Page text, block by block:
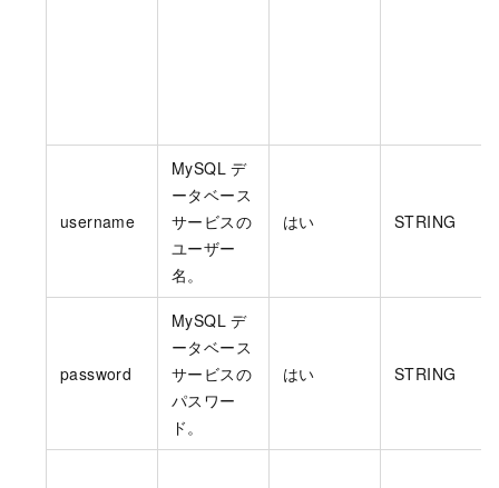
username
MySQL デ
ータベース
サービスの
ユーザー
名。
はい STRING
password
MySQL デ
ータベース
サービスの
パスワー
ド。
はい STRING